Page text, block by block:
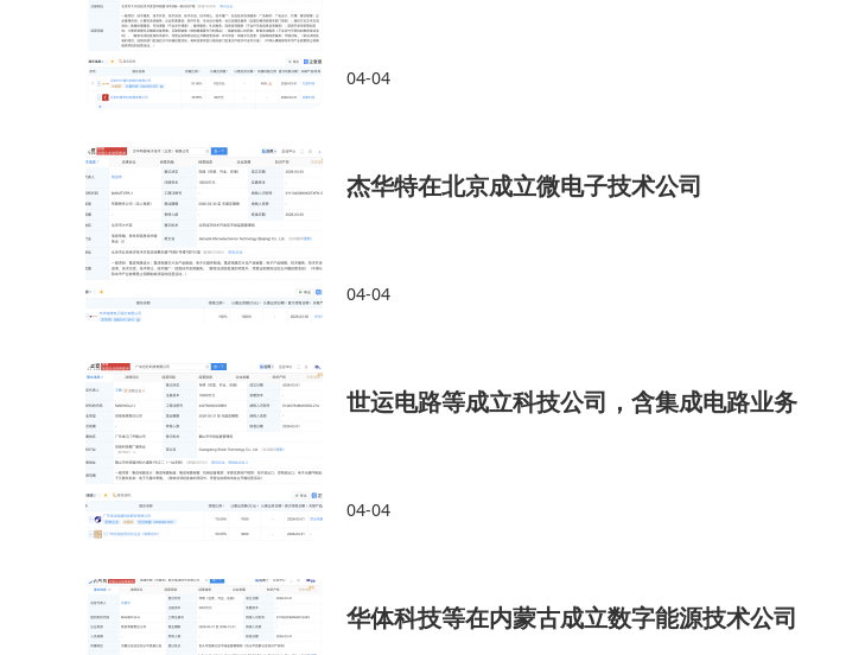
04-04
杰华特在北京成立微电子技术公司
04-04
世运电路等成立科技公司，含集成电路业务
04-04
华体科技等在内蒙古成立数字能源技术公司